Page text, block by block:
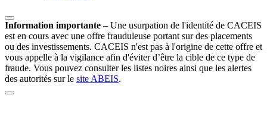
Information importante – Une usurpation de l'identité de CACEIS
est en cours avec une offre frauduleuse portant sur des placements
ou des investissements. CACEIS n'est pas à l'origine de cette offre et
vous appelle à la vigilance afin d'éviter d’être la cible de ce type de
fraude. Vous pouvez consulter les listes noires ainsi que les alertes
des autorités sur le site ABEIS.